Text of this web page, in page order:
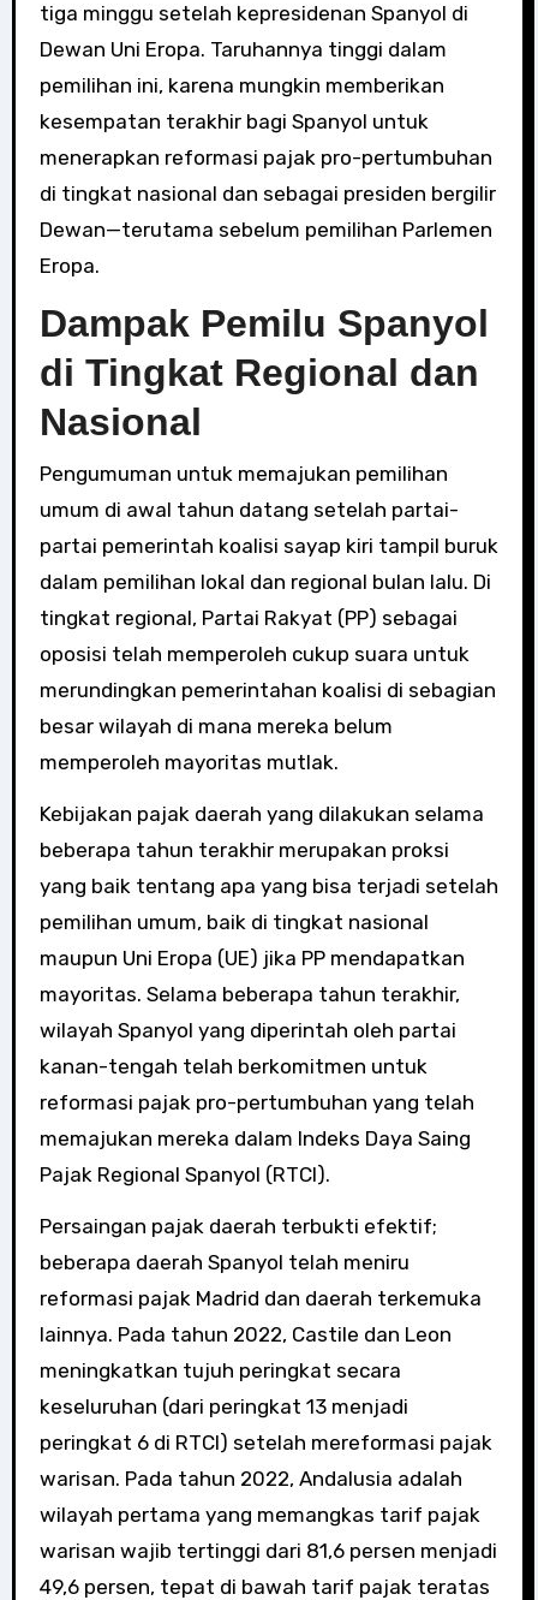
tiga minggu setelah kepresidenan Spanyol di
Dewan Uni Eropa. Taruhannya tinggi dalam
pemilihan ini, karena mungkin memberikan
kesempatan terakhir bagi Spanyol untuk
menerapkan reformasi pajak pro-pertumbuhan
di tingkat nasional dan sebagai presiden bergilir
Dewan—terutama sebelum pemilihan Parlemen
Eropa.
Dampak Pemilu Spanyol
di Tingkat Regional dan
Nasional
Pengumuman untuk memajukan pemilihan
umum di awal tahun datang setelah partai-
partai pemerintah koalisi sayap kiri tampil buruk
dalam pemilihan lokal dan regional bulan lalu. Di
tingkat regional, Partai Rakyat (PP) sebagai
oposisi telah memperoleh cukup suara untuk
merundingkan pemerintahan koalisi di sebagian
besar wilayah di mana mereka belum
memperoleh mayoritas mutlak.
Kebijakan pajak daerah yang dilakukan selama
beberapa tahun terakhir merupakan proksi
yang baik tentang apa yang bisa terjadi setelah
pemilihan umum, baik di tingkat nasional
maupun Uni Eropa (UE) jika PP mendapatkan
mayoritas. Selama beberapa tahun terakhir,
wilayah Spanyol yang diperintah oleh partai
kanan-tengah telah berkomitmen untuk
reformasi pajak pro-pertumbuhan yang telah
memajukan mereka dalam Indeks Daya Saing
Pajak Regional Spanyol (RTCI).
Persaingan pajak daerah terbukti efektif;
beberapa daerah Spanyol telah meniru
reformasi pajak Madrid dan daerah terkemuka
lainnya. Pada tahun 2022, Castile dan Leon
meningkatkan tujuh peringkat secara
keseluruhan (dari peringkat 13 menjadi
peringkat 6 di RTCI) setelah mereformasi pajak
warisan. Pada tahun 2022, Andalusia adalah
wilayah pertama yang memangkas tarif pajak
warisan wajib tertinggi dari 81,6 persen menjadi
49,6 persen, tepat di bawah tarif pajak teratas